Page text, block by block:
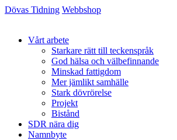
Dövas Tidning Webbshop
Vårt arbete
Starkare rätt till teckenspråk
God hälsa och välbefinnande
Minskad fattigdom
Mer jämlikt samhälle
Stark dövrörelse
Projekt
Bistånd
SDR nära dig
Namnbyte